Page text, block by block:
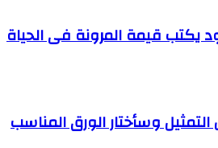
قيمة المرونة فى الحياة
التمثيل وسأختار الورق المناسب